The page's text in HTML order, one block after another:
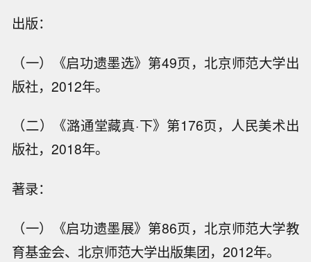
出版：
（一）《启功遗墨选》第49页，北京师范大学出
版社，2012年。
（二）《潞通堂藏真·下》第176页，人民美术出
版社，2018年。
著录：
（一）《启功遗墨展》第86页，北京师范大学教
育基金会、北京师范大学出版集团，2012年。